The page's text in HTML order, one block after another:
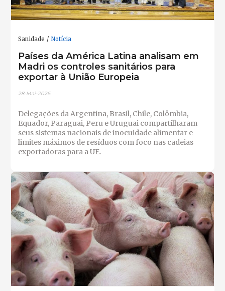
Sanidade Notícia
Países da América Latina analisam em
Madri os controles sanitários para
exportar à União Europeia
28-Mai-2026
Delegações da Argentina, Brasil, Chile, Colômbia,
Equador, Paraguai, Peru e Uruguai compartilharam
seus sistemas nacionais de inocuidade alimentar e
limites máximos de resíduos com foco nas cadeias
exportadoras para a UE.